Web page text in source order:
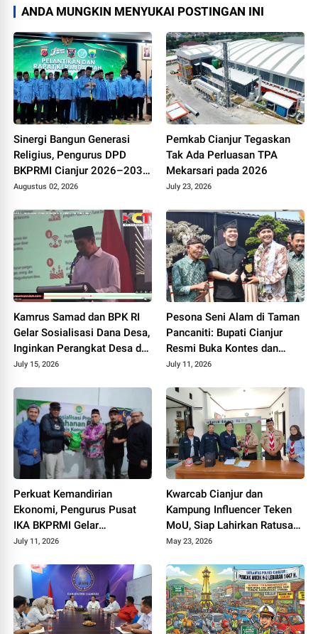
ANDA MUNGKIN MENYUKAI POSTINGAN INI
Sinergi Bangun Generasi
Religius, Pengurus DPD
BKPRMI Cianjur 2026–2031
Resmi Dilantik di Mapolres
Augustus 02, 2026
Pemkab Cianjur Tegaskan
Tak Ada Perluasan TPA
Mekarsari pada 2026
July 23, 2026
Kamrus Samad dan BPK RI
Gelar Sosialisasi Dana Desa,
Inginkan Perangkat Desa di
Cianjur Tidur Nyenyak Tanpa
July 15, 2026
Pesona Seni Alam di Taman
Pancaniti: Bupati Cianjur
Resmi Buka Kontes dan
Pameran Bonsai dan Suiseki
July 11, 2026
Perkuat Kemandirian
Ekonomi, Pengurus Pusat
IKA BKPRMI Gelar
Sosialisasi Ketahanan
July 11, 2026
Kwarcab Cianjur dan
Kampung Influencer Teken
MoU, Siap Lahirkan Ratusan
Kreator Konten Edukatif
May 23, 2026